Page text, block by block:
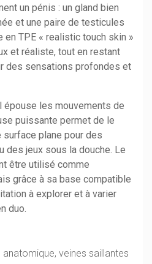
un pénis : un gland bien
et une paire de testicules
TPE « realistic touch skin »
et réaliste, tout en restant
des sensations profondes et
épouse les mouvements de
puissante permet de le
surface plane pour des
des jeux sous la douche. Le
être utilisé comme
grâce à sa base compatible
à explorer et à varier
duo.
anatomique, veines saillantes